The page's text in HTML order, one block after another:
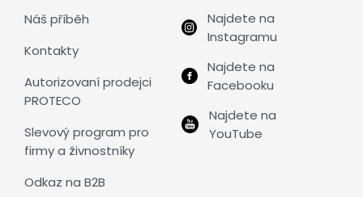
Náš příběh
Kontakty
Autorizovaní prodejci
PROTECO
Slevový program pro
firmy a živnostníky
Odkaz na B2B
Najdete na
Instagramu
Najdete na
Facebooku
Najdete na
YouTube